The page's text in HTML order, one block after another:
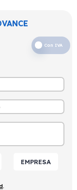
Con IVA
EMPRESA
.